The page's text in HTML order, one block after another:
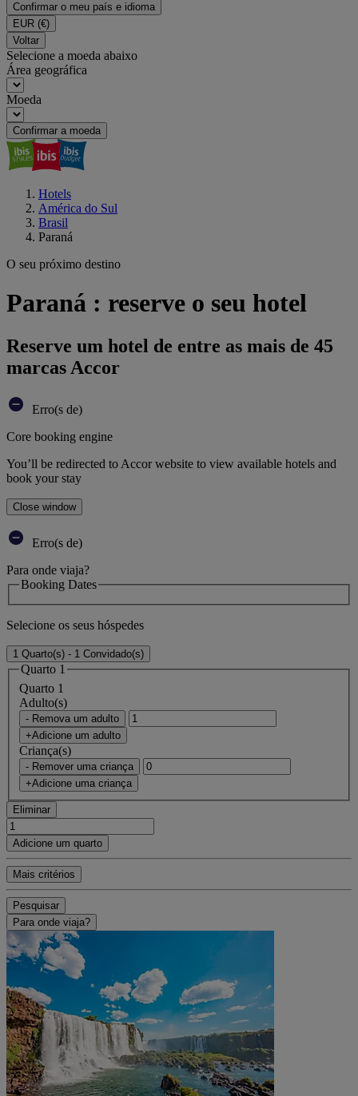
Confirmar o meu país e idioma
EUR (€)
Voltar
Selecione a moeda abaixo
Área geográfica
Moeda
Confirmar a moeda
Hotels
América do Sul
Brasil
Paraná
O seu próximo destino
Paraná : reserve o seu hotel
Reserve um hotel de entre as mais de 45
marcas Accor
Erro(s de)
Core booking engine
You’ll be redirected to Accor website to view available hotels and
book your stay
Close window
Erro(s de)
Para onde viaja?
Booking Dates
Selecione os seus hóspedes
1 Quarto(s) - 1 Convidado(s)
Quarto 1
Quarto 1
Adulto(s)
- Remova um adulto
+Adicione um adulto
Criança(s)
- Remover uma criança
+Adicione uma criança
Eliminar
Adicione um quarto
Mais critérios
Pesquisar
Para onde viaja?